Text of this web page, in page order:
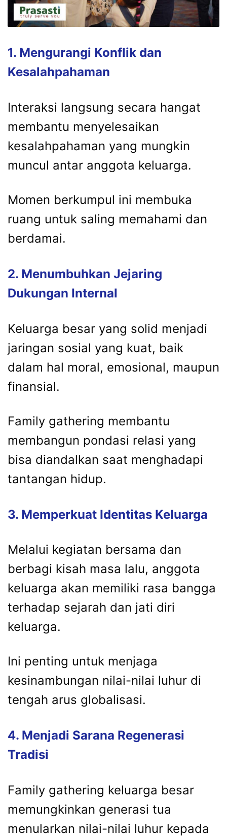
1. Mengurangi Konflik dan
Kesalahpahaman
Interaksi langsung secara hangat
membantu menyelesaikan
kesalahpahaman yang mungkin
muncul antar anggota keluarga.
Momen berkumpul ini membuka
ruang untuk saling memahami dan
berdamai.
2. Menumbuhkan Jejaring
Dukungan Internal
Keluarga besar yang solid menjadi
jaringan sosial yang kuat, baik
dalam hal moral, emosional, maupun
finansial.
Family gathering membantu
membangun pondasi relasi yang
bisa diandalkan saat menghadapi
tantangan hidup.
3. Memperkuat Identitas Keluarga
Melalui kegiatan bersama dan
berbagi kisah masa lalu, anggota
keluarga akan memiliki rasa bangga
terhadap sejarah dan jati diri
keluarga.
Ini penting untuk menjaga
kesinambungan nilai-nilai luhur di
tengah arus globalisasi.
4. Menjadi Sarana Regenerasi
Tradisi
Family gathering keluarga besar
memungkinkan generasi tua
menularkan nilai-nilai luhur kepada